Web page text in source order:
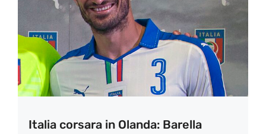
Italia corsara in Olanda: Barella